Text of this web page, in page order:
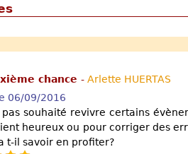
chance - Arlette HUERTAS
06/09/2016
souhaité revivre certains
heureux ou pour corriger des
t-il savoir en profiter?